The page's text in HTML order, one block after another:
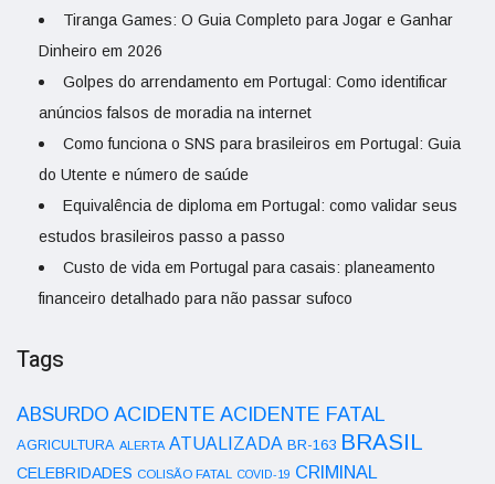
Tiranga Games: O Guia Completo para Jogar e Ganhar
Dinheiro em 2026
Golpes do arrendamento em Portugal: Como identificar
anúncios falsos de moradia na internet
Como funciona o SNS para brasileiros em Portugal: Guia
do Utente e número de saúde
Equivalência de diploma em Portugal: como validar seus
estudos brasileiros passo a passo
Custo de vida em Portugal para casais: planeamento
financeiro detalhado para não passar sufoco
Tags
ABSURDO ACIDENTE ACIDENTE FATAL
AGRICULTURA ALERTA ATUALIZADA BR-163 BRASIL
CELEBRIDADES COLISÃO FATAL COVID-19 CRIMINAL